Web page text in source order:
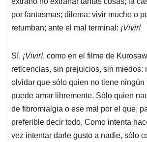
por fantasmas; dilema: vivir mucho o
retumban; ante el mal terminal: ¡Vivir!
Sí, ¡Vivir!, como en el filme de
reticencias, sin prejuicios, sin miedos:
olvidar que sólo quien no tiene ningún
puede amar libremente. Sólo quien
de fibromialgia o ese mal por el que,
preferible decir todo. Como intenta
vez intentar darle gusto a nadie, sólo